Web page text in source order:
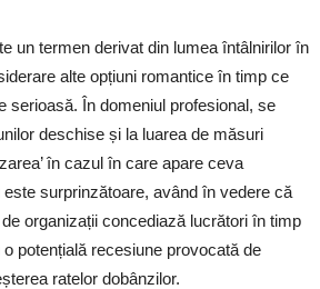
un termen derivat din lumea întâlnirilor în
alte opțiuni romantice în timp ce
serioasă. În domeniul profesional, se
deschise și la luarea de măsuri
în cazul în care apare ceva
este surprinzătoare, având în vedere că
organizații concediază lucrători în timp
potențială recesiune provocată de
ratelor dobânzilor.